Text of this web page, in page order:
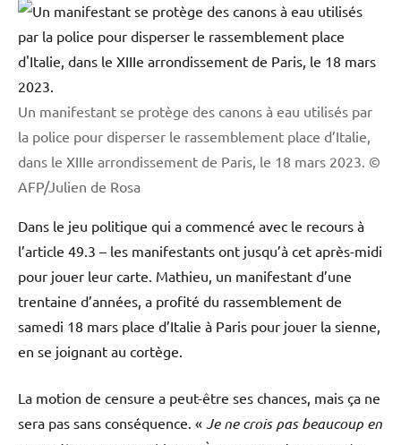
Un manifestant se protège des canons à eau utilisés par
la police pour disperser le rassemblement place d’Italie,
dans le XIIIe arrondissement de Paris, le 18 mars 2023. ©
AFP/Julien de Rosa
Dans le jeu politique qui a commencé avec le recours à
l’article 49.3 – les manifestants ont jusqu’à cet après-midi
pour jouer leur carte. Mathieu, un manifestant d’une
trentaine d’années, a profité du rassemblement de
samedi 18 mars place d’Italie à Paris pour jouer la sienne,
en se joignant au cortège.
La motion de censure a peut-être ses chances, mais ça ne
sera pas sans conséquence. « Je ne crois pas beaucoup en